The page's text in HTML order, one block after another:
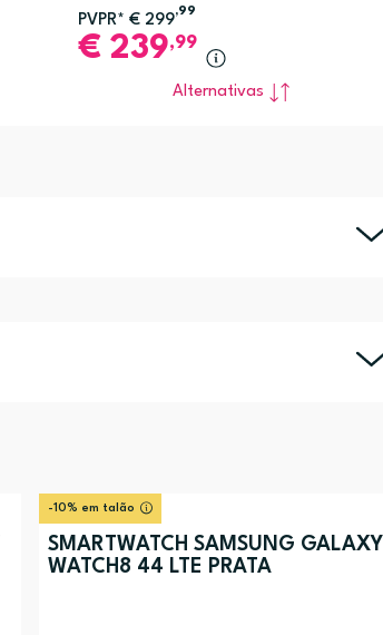
PVPR* € 299
,99
€ 239,99
Alternativas
-10% em talão
SMARTWATCH SAMSUNG GALAXY
WATCH8 44 LTE PRATA